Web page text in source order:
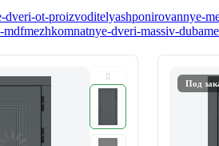
dveri-ot-proizvoditelyashponirovannye-
mdfmezhkomnatnye-dveri-massiv-duba
Под